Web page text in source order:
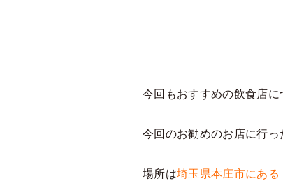
今回もおすすめの飲食店
今回のお勧めのお店に行
場所は埼玉県本庄市にあ